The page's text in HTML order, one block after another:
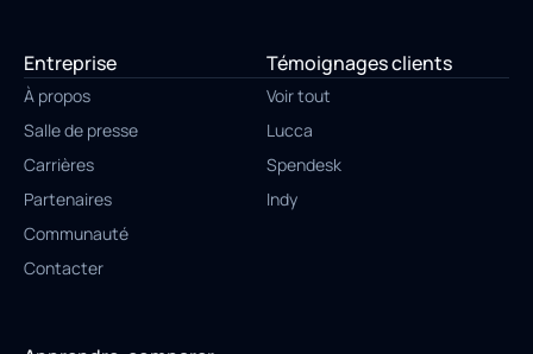
Entreprise
À propos
Salle de presse
Carrières
Partenaires
Communauté
Contacter
Témoignages clients
Voir tout
Lucca
Spendesk
Indy